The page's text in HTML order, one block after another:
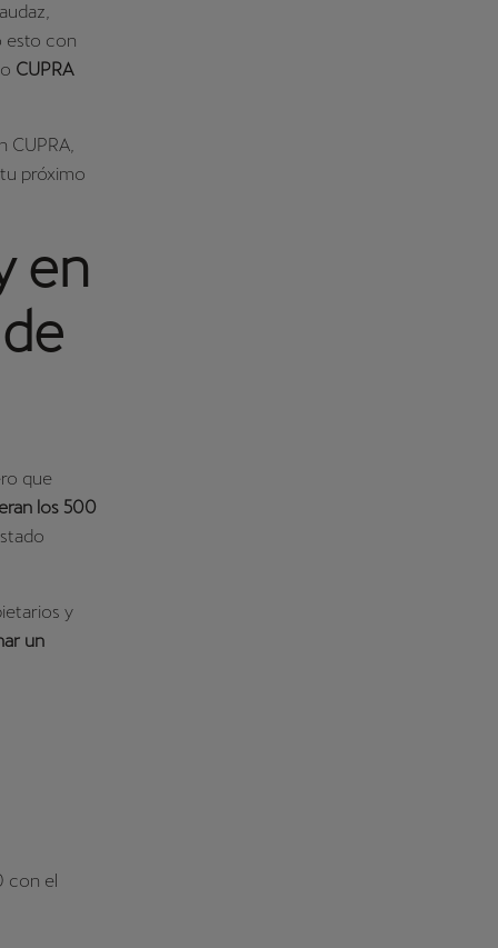
esto con
CUPRA
CUPRA,
próximo
en
que
los 500
y
un
con el